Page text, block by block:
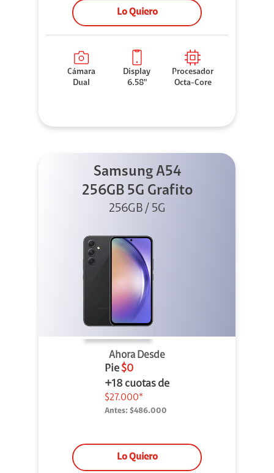
Lo Quiero
Cámara
Dual
Display
6.58"
Procesador
Octa-Core
Samsung A54
256GB 5G Grafito
256GB / 5G
Ahora Desde
Pie $0
+18 cuotas de
$27.000*
Antes: $486.000
Lo Quiero